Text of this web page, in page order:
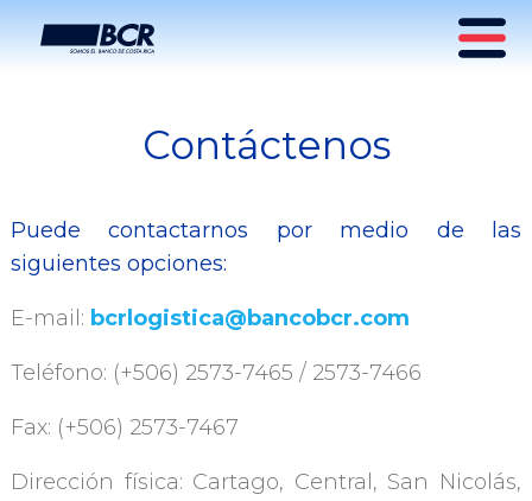
Contacto y consultas
Contáctenos
Puede contactarnos por medio de las
siguientes opciones:
E-mail: bcrlogistica@bancobcr.com
Teléfono: (+506) 2573-7465 / 2573-7466
Fax: (+506) 2573-7467
Dirección física: Cartago, Central, San Nicolás,